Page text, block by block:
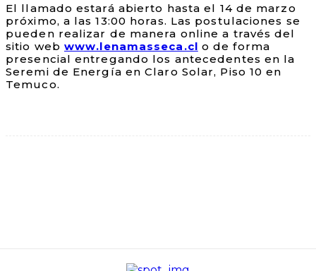
El llamado estará abierto hasta el 14 de marzo
próximo, a las 13:00 horas. Las postulaciones se
pueden realizar de manera online a través del
sitio web www.lenamasseca.cl o de forma
presencial entregando los antecedentes en la
Seremi de Energía en Claro Solar, Piso 10 en
Temuco.